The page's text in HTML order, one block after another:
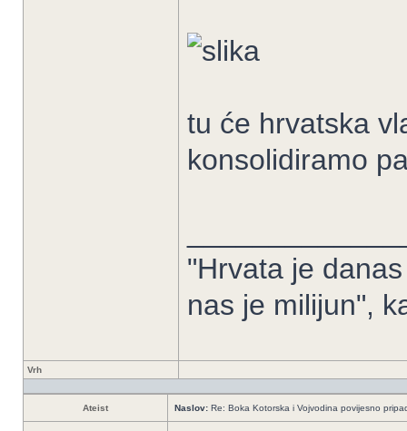
tu će hrvatska
konsolidiramo
"Hrvata je
nas je milijun",
Vrh
Ateist Naslov: Re: Boka Kotorska i Vojvodina povijesno